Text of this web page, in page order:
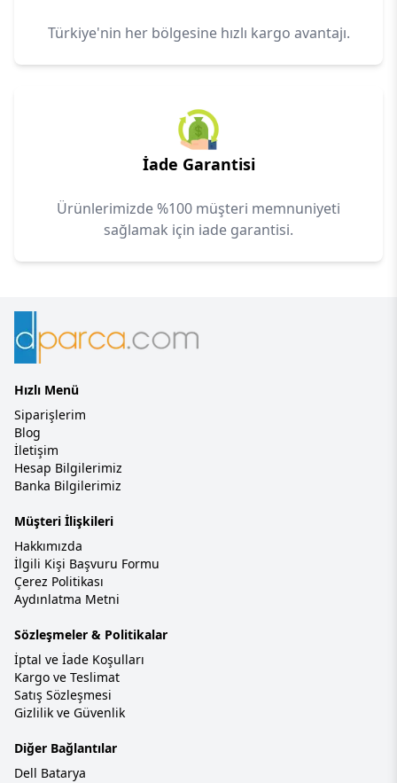
Türkiye'nin her bölgesine hızlı kargo avantajı.
İade Garantisi
Ürünlerimizde %100 müşteri memnuniyeti
sağlamak için iade garantisi.
Hızlı Menü
Siparişlerim
Blog
İletişim
Hesap Bilgilerimiz
Banka Bilgilerimiz
Müşteri İlişkileri
Hakkımızda
İlgili Kişi Başvuru Formu
Çerez Politikası
Aydınlatma Metni
Sözleşmeler & Politikalar
İptal ve İade Koşulları
Kargo ve Teslimat
Satış Sözleşmesi
Gizlilik ve Güvenlik
Diğer Bağlantılar
Dell Batarya